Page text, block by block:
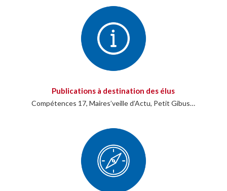
Publications à destination des élus
Compétences 17, Maires’veille d’Actu, Petit Gibus…